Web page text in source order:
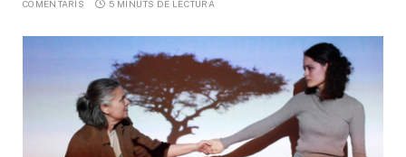
COMENTARIS 5 MINUTS DE LECTURA